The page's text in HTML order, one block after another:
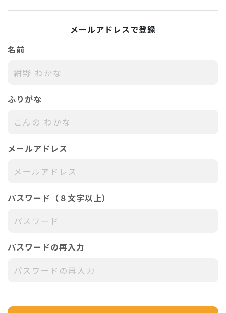
メールアドレスで登録
名前
ふりがな
メールアドレス
パスワード（８文字以上）
パスワードの再入力